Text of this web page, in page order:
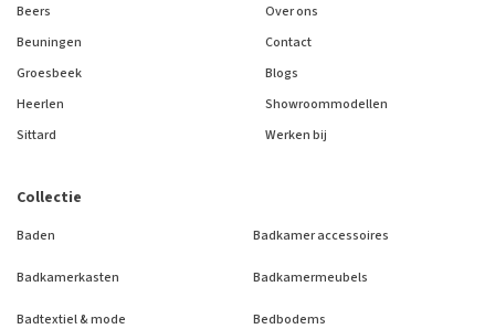
Collectie
Baden Badkamer accessoires
Badkamerkasten Badkamermeubels
Badtextiel & mode Bedbodems
Beers
Beuningen
Groesbeek
Heerlen
Sittard
Over ons
Contact
Blogs
Showroommodellen
Werken bij